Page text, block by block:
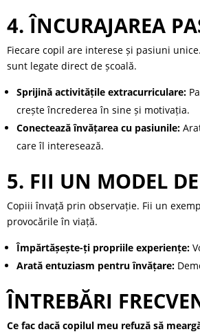
4. ÎNCURAJAREA
Fiecare copil are interese și pasiuni
sunt legate direct de școală.
Sprijină activitățile extracurriculare:
crește încrederea în sine și motivația.
Conectează învățarea cu pasiunile:
care îl interesează.
5. FII UN MODEL
Copiii învață prin observație. Fii un
provocările în viață.
Împărtășește-ți propriile experiențe:
Arată entuziasm pentru învățare:
ÎNTREBĂRI
Ce fac dacă copilul meu refuză să